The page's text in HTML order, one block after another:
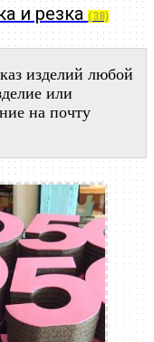
и резка (38)
изделий любой
или
на почту